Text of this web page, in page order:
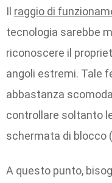
Il raggio di
tecnologia sarebbe
riconoscere il
angoli estremi. Tale
abbastanza
controllare soltanto
schermata di blocco
A questo punto,